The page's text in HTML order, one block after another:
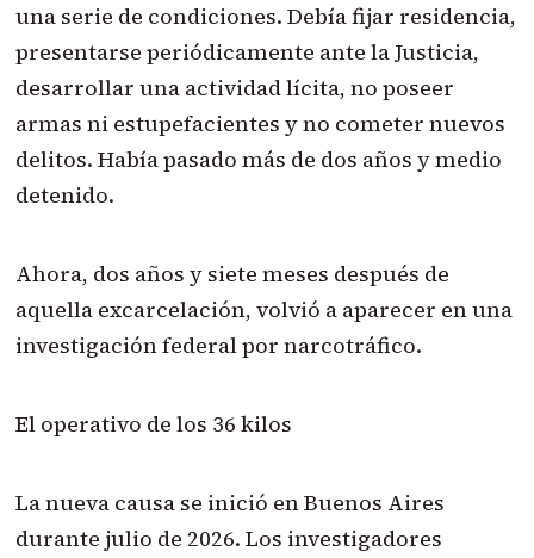
una serie de condiciones. Debía fijar residencia,
presentarse periódicamente ante la Justicia,
desarrollar una actividad lícita, no poseer
armas ni estupefacientes y no cometer nuevos
delitos. Había pasado más de dos años y medio
detenido.
Ahora, dos años y siete meses después de
aquella excarcelación, volvió a aparecer en una
investigación federal por narcotráfico.
El operativo de los 36 kilos
La nueva causa se inició en Buenos Aires
durante julio de 2026. Los investigadores